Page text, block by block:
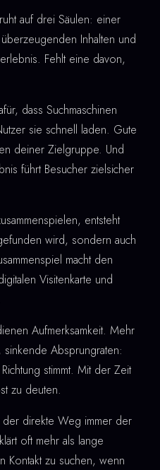
auf drei Säulen: einer
Inhalten und
Fehlt eine davon,
dass Suchmaschinen
sie schnell laden. Gute
deiner Zielgruppe. Und
führt Besucher zielsicher
entsteht
wird, sondern auch
macht den
Visitenkarte und
Aufmerksamkeit. Mehr
Absprungraten:
stimmt. Mit der Zeit
zu deuten.
direkte Weg immer der
oft mehr als lange
zu suchen, wenn